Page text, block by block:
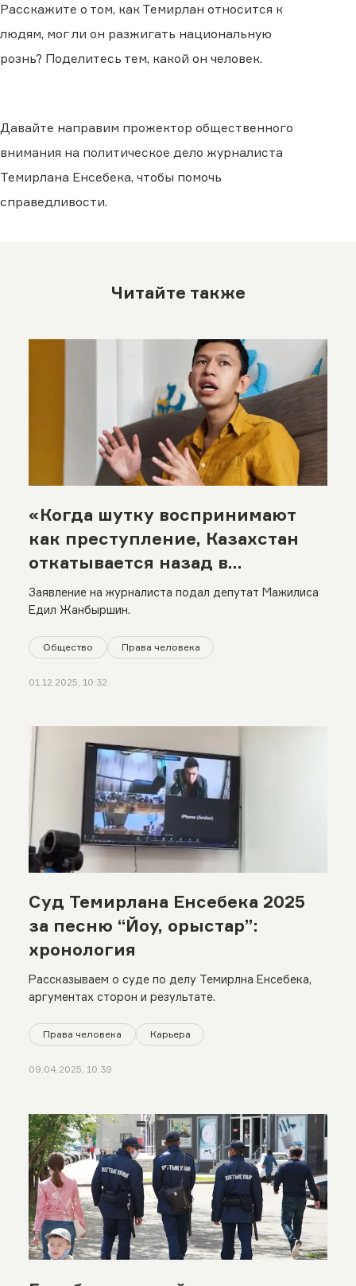
Расскажите о том, как Темирлан относится к
людям, мог ли он разжигать национальную
рознь? Поделитесь тем, какой он человек.
Давайте направим прожектор общественного
внимания на политическое дело журналиста
Темирлана Енсебека, чтобы помочь
справедливости.
Читайте также
«Когда шутку воспринимают
как преступление, Казахстан
откатывается назад в
рейтингах свободы слова»:
адвокат о деле Темирлана
Енсебека
Заявление на журналиста подал депутат Мажилиса
Едил Жанбыршин.
Общество Права человека
01.12.2025, 10:32
Суд Темирлана Енсебека 2025
за песню “Йоу, орыстар”:
хронология
Рассказываем о суде по делу Темирлна Енсебека,
аргументах сторон и результате.
Права человека Карьера
09.04.2025, 10:39